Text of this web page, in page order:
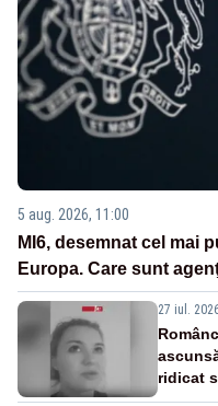
5 aug. 2026, 11:00
MI6, desemnat cel mai
Europa. Care sunt
27 iul.
ridicat